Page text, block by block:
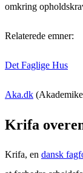
omkring
Relaterede emner:
Det Faglige Hus
Aka.dk
Krifa
Krifa, en dansk